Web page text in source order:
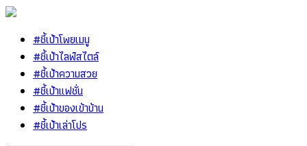
#ชี้เป้าโพยเมนู
#ชี้เป้าไลฟ์สไตล์
#ชี้เป้าความสวย
#ชี้เป้าแฟชั่น
#ชี้เป้าของเข้าบ้าน
#ชี้เป้าเล่าโปร